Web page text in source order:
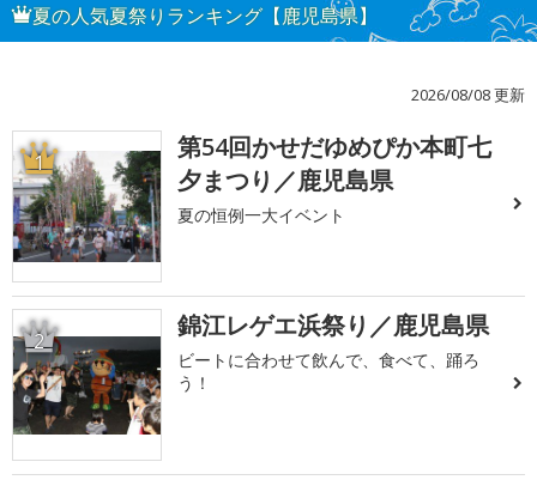
夏の人気夏祭りランキング【鹿児島県】
2026/08/08 更新
1
第54回かせだゆめぴか本町七
夕まつり／鹿児島県
夏の恒例一大イベント
2 錦江レゲエ浜祭り／鹿児島県
ビートに合わせて飲んで、食べて、踊ろ
う！